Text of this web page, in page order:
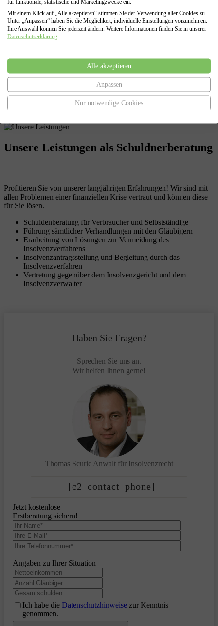
Regel- oder Verbraucherinsolvenz
Falls eine außergerichtliche Einigung nicht möglich sein sollte,
Antrag auf Eröffnung der Insolvenz ( Privatinsolvenz oder
Regelinsolvenz) , sowie den Antrag auf Restschuldbefreiung.
Darüber hinaus vertreten wir Sie in allen Verfahrensabschnitten
eines Insolvenzverfahrens, von der Antragstellung bis zur Erteilung
der Restschuldbefreiung.
Unsere Leistungen als Schuldnerberatung
Profitieren Sie von unserer langjährigen Erfahrungen! Wir sind mit
allen Problemen einer finanziellen Krise vertraut und können diese
für Sie lösen.
Schuldenberatung für Verbraucher und Selbstständige
Führung sämtlicher Verhandlungen mit den Gläubigern
Erarbeitung von Lösungen zur Vermeidung des
Insolvenzverfahrens
Insolvenzantragsstellung und Begleitung durch das
Insolvenzverfahren
Vertretung gegenüber dem Insolvenzgericht und dem
Insolvenzverwalter
Haben Sie Fragen?
Sprechen Sie uns an.
Wir helfen Ihnen gerne!
Thomas Scuric Anwalt für Insolvenzrecht
[c2_contact_phone]
Jetzt kostenlose
Erstberatung sichern!
Angaben zu Ihrer Situation
Ich habe die Datenschutzhinweise zur Kenntnis
genommen.
für funktionale, statistische und Marketingzwecke ein.
Mit einem Klick auf „Alle akzeptieren“ stimmen Sie der Verwendung aller Cookies zu.
Unter „Anpassen“ haben Sie die Möglichkeit, individuelle Einstellungen vorzunehmen.
Ihre Auswahl können Sie jederzeit ändern. Weitere Informationen finden Sie in unserer
Datenschutzerklärung
Alle akzeptieren
Anpassen
Nur notwendige Cookies